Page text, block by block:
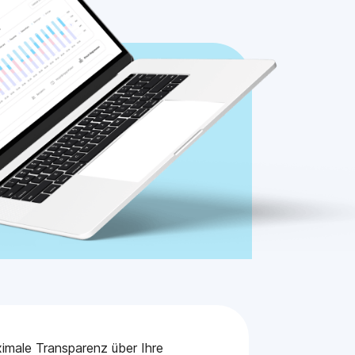
Transparenz über Ihre